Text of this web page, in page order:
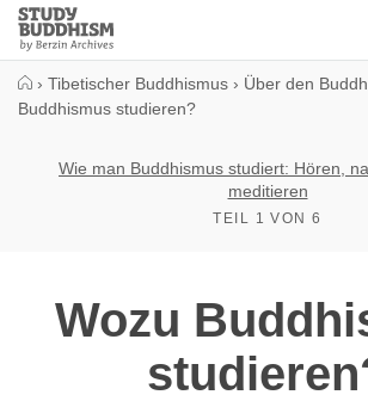
Close
Study
Buddhism
› Tibetischer Buddhismus › Über den
Buddhismus studieren?
Wie man Buddhismus studiert: Hören,
meditieren
TEIL 1 VON 6
Wozu